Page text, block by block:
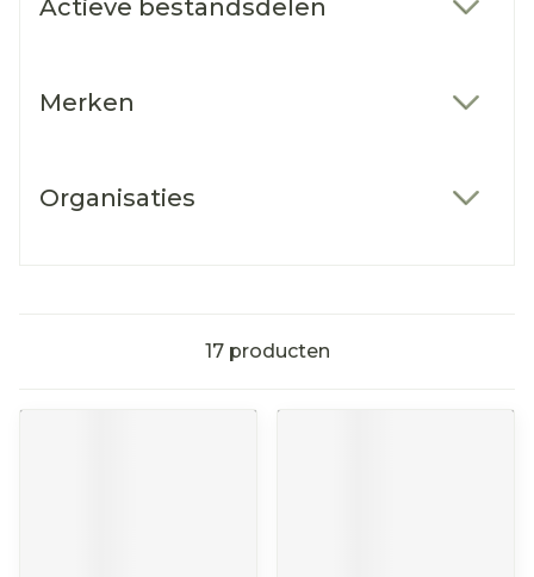
Actieve bestandsdelen
Merken
Organisaties
17producten